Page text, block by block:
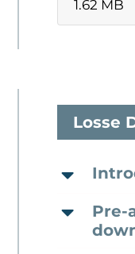
1.62 MB
Losse
Pre-